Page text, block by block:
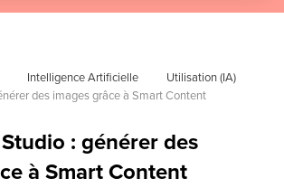
Intelligence Artificielle
Utilisation (IA)
des images grâce à Smart Content
: générer des
à Smart Content